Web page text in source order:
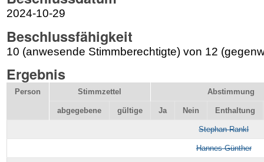
2024-10-29
Beschlussfähigkeit
10 (anwesende Stimmberechtigte) von 12
Ergebnis
Person Stimmzettel Abstimmung
abgegebene gültige Ja Nein Enthaltung
Stephan Rankl
Hannes Günther